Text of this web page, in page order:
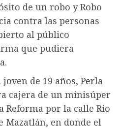
de un robo y Robo
contra las personas
al público
que pudiera
de 19 años, Perla
cajera de un minisúper
Reforma por la calle Rio
Mazatlán, en donde el